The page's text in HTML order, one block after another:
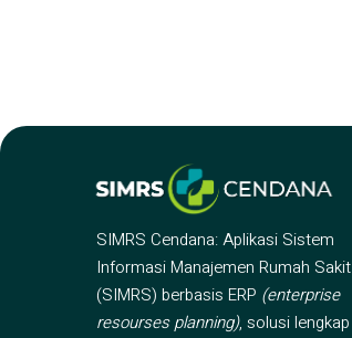
SIMRS Cendana: Aplikasi Sistem
Informasi Manajemen Rumah Sakit
(SIMRS) berbasis ERP (enterprise
resourses planning), solusi lengkap